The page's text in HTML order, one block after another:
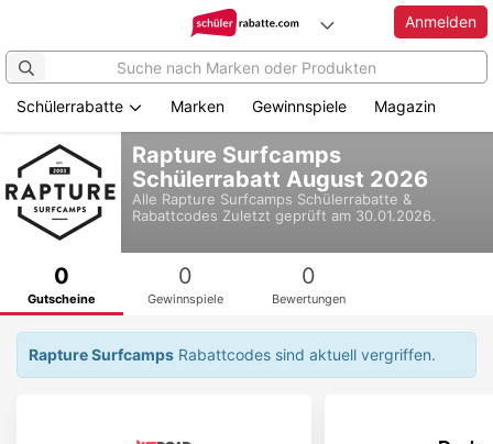
Hauptinhalt
springen
Anmelden
Schülerrabatte Marken Gewinnspiele Magazin
Rapture Surfcamps
Schülerrabatt August 2026
Alle Rapture Surfcamps Schülerrabatte &
Rabattcodes Zuletzt geprüft am 30.01.2026.
0
Gutscheine
0
Gewinnspiele
0
Bewertungen
Rapture Surfcamps Rabattcodes sind aktuell vergriffen.